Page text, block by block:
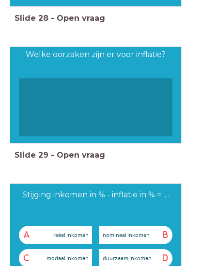
Slide 28 - Open vraag
Welke oorzaken zijn er voor inflatie?
Slide 29 - Open vraag
Stijging inkomen in % - inflatie in % = ....
A reëel inkomen B
nominaal inkomen
C modaal inkomen D
duurzaam inkomen